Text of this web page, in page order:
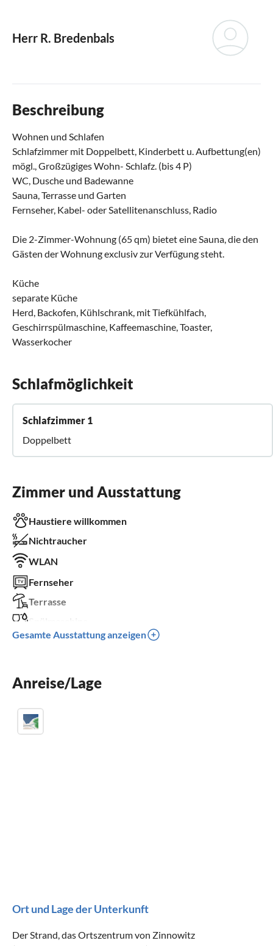
Herr R. Bredenbals
Beschreibung
Wohnen und Schlafen
Schlafzimmer mit Doppelbett, Kinderbett u. Aufbettung(en)
mögl., Großzügiges Wohn- Schlafz. (bis 4 P)
WC, Dusche und Badewanne
Sauna, Terrasse und Garten
Fernseher, Kabel- oder Satellitenanschluss, Radio
Die 2-Zimmer-Wohnung (65 qm) bietet eine Sauna, die den
Gästen der Wohnung exclusiv zur Verfügung steht.
Küche
separate Küche
Herd, Backofen, Kühlschrank, mit Tiefkühlfach,
Geschirrspülmaschine, Kaffeemaschine, Toaster,
Wasserkocher
Schlafmöglichkeit
Schlafzimmer 1
Doppelbett
Zimmer und Ausstattung
Haustiere willkommen
Nichtraucher
WLAN
Fernseher
Terrasse
Sauna
Parkplatz
Gesamte Ausstattung anzeigen
Anreise/Lage
Ort und Lage der Unterkunft
Der Strand, das Ortszentrum von Zinnowitz